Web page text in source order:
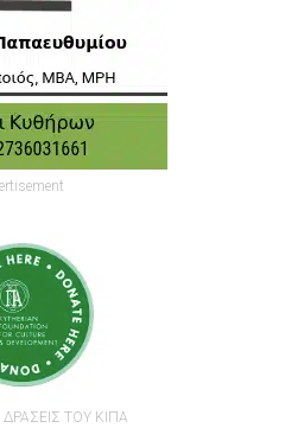
ΔΡΑΣΕΙΣ ΤΟΥ ΚΙΠΑ